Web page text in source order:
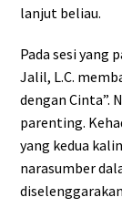
lanjut beliau.
Pada sesi yang
Jalil, L.C.
dengan Cinta”.
parenting.
yang kedua
narasumber